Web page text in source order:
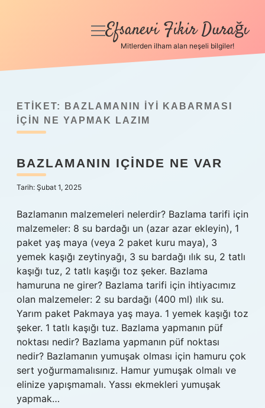
Anasayfa
Yasal Uyarı
menüyü
Efsanevi Fikir Durağı
Mitlerden ilham alan neşeli bilgiler!
ETIKET:
BAZLAMANIN IYI KABARMASI
IÇIN NE YAPMAK LAZIM
BAZLAMANIN IÇINDE NE VAR
Tarih: Şubat 1, 2025
Bazlamanın malzemeleri nelerdir? Bazlama tarifi için
malzemeler: 8 su bardağı un (azar azar ekleyin), 1
paket yaş maya (veya 2 paket kuru maya), 3
yemek kaşığı zeytinyağı, 3 su bardağı ılık su, 2 tatlı
kaşığı tuz, 2 tatlı kaşığı toz şeker. Bazlama
hamuruna ne girer? Bazlama tarifi için ihtiyacımız
olan malzemeler: 2 su bardağı (400 ml) ılık su.
Yarım paket Pakmaya yaş maya. 1 yemek kaşığı toz
şeker. 1 tatlı kaşığı tuz. Bazlama yapmanın püf
noktası nedir? Bazlama yapmanın püf noktası
nedir? Bazlamanın yumuşak olması için hamuru çok
sert yoğurmamalısınız. Hamur yumuşak olmalı ve
elinize yapışmamalı. Yassı ekmekleri yumuşak
yapmak…